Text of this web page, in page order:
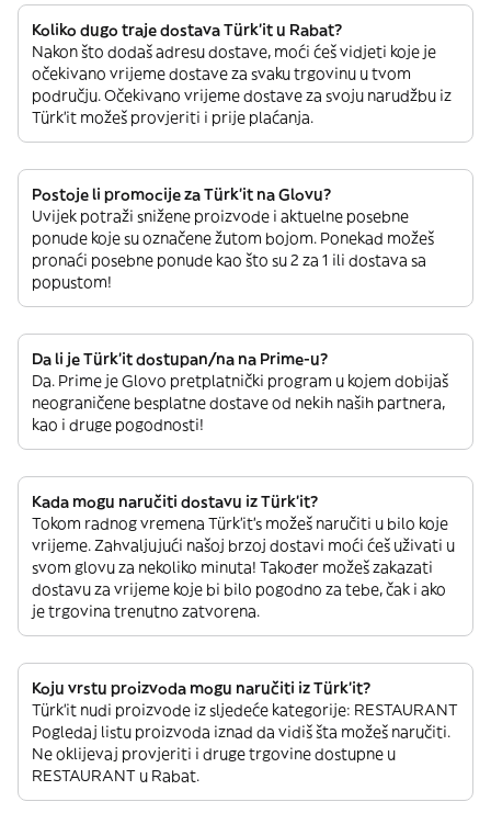
Koliko dugo traje dostava Türk’it u Rabat?
Nakon što dodaš adresu dostave, moći ćeš vidjeti koje je
očekivano vrijeme dostave za svaku trgovinu u tvom
području. Očekivano vrijeme dostave za svoju narudžbu iz
Türk’it možeš provjeriti i prije plaćanja.
Postoje li promocije za Türk’it na Glovu?
Uvijek potraži snižene proizvode i aktuelne posebne
ponude koje su označene žutom bojom. Ponekad možeš
pronaći posebne ponude kao što su 2 za 1 ili dostava sa
popustom!
Da li je Türk’it dostupan/na na Prime-u?
Da. Prime je Glovo pretplatnički program u kojem dobijaš
neograničene besplatne dostave od nekih naših partnera,
kao i druge pogodnosti!
Kada mogu naručiti dostavu iz Türk’it?
Tokom radnog vremena Türk’it’s možeš naručiti u bilo koje
vrijeme. Zahvaljujući našoj brzoj dostavi moći ćeš uživati u
svom glovu za nekoliko minuta! Također možeš zakazati
dostavu za vrijeme koje bi bilo pogodno za tebe, čak i ako
je trgovina trenutno zatvorena.
Koju vrstu proizvoda mogu naručiti iz Türk’it?
Türk’it nudi proizvode iz sljedeće kategorije: RESTAURANT
Pogledaj listu proizvoda iznad da vidiš šta možeš naručiti.
Ne oklijevaj provjeriti i druge trgovine dostupne u
RESTAURANT u Rabat.